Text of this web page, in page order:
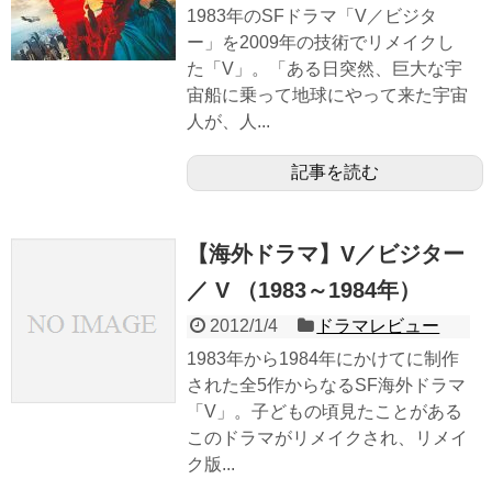
1983年のSFドラマ「V／ビジタ
ー」を2009年の技術でリメイクし
た「V」。「ある日突然、巨大な宇
宙船に乗って地球にやって来た宇宙
人が、人...
記事を読む
【海外ドラマ】V／ビジター
／ V （1983～1984年）
2012/1/4
ドラマレビュー
1983年から1984年にかけてに制作
された全5作からなるSF海外ドラマ
「V」。子どもの頃見たことがある
このドラマがリメイクされ、リメイ
ク版...